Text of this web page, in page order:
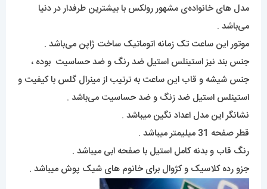
مدل های خانواده‌ی مشهور رولکس با بیشترین طرفدار در دنیا
می‌باشد .
موتور این ساعت تک زمانه اتوماتیک ساخت ژاپن می‌باشد .
جنس بند نیز استینلس استیل ضد رنگ و ضد حساسیت بوده ،
جنس شیشه و قاب این ساعت به ترتیب از مینرال گلس با کیفیت و
استینلس استیل ضد زنگ و ضد حساسیت می‌باشد .
نشانگر این مدل اعداد نگین میباشد .
قطر صفحه 31 میلیمتر میباشد .
رنگ قاب و بدنه کامل استیل با صفحه ابی میباشد .
جزو رده کلاسیک و کژوال برای خانوم های شیک پوش میباشد .